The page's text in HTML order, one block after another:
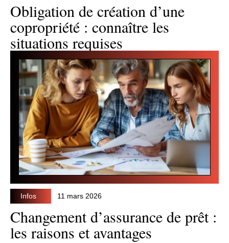
Obligation de création d’une
copropriété : connaître les
situations requises
Infos 11 mars 2026
Changement d’assurance de prêt :
les raisons et avantages